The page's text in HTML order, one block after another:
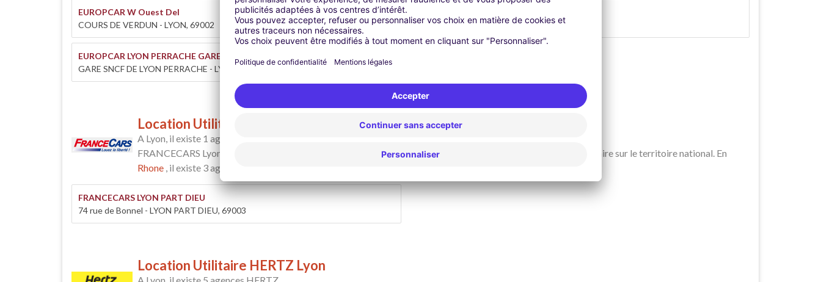
EUROPCAR W Ouest Del
COURS DE VERDUN - LYON, 69002
COURS AQUILON SUD - LYON, 69003
EUROPCAR LYON PERRACHE GARE
GARE SNCF DE LYON PERRACHE - LYON, 69002
Location Utilitaire FRANCECARS Lyon
A Lyon, il existe 1 agence FRANCECARS.
FRANCECARS Lyon fait partie du réseau Francecars comprenant plus de 65 agences de location véhicules utilitaire sur le territoire national. En
Rhone , il existe 3 agences France-cars.
FRANCECARS LYON PART DIEU
74 rue de Bonnel - LYON PART DIEU, 69003
Location Utilitaire HERTZ Lyon